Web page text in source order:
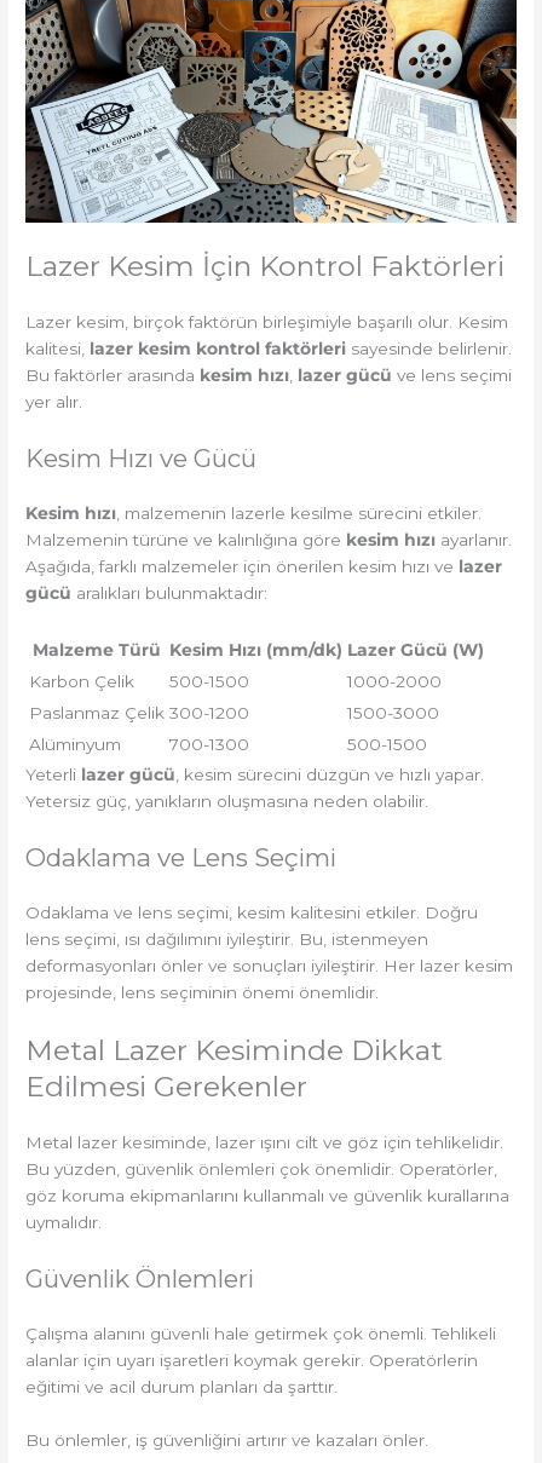
Lazer Kesim İçin Kontrol Faktörleri
Lazer kesim, birçok faktörün birleşimiyle başarılı olur. Kesim
kalitesi, lazer kesim kontrol faktörleri sayesinde belirlenir.
Bu faktörler arasında kesim hızı, lazer gücü ve lens seçimi
yer alır.
Kesim Hızı ve Gücü
Kesim hızı, malzemenin lazerle kesilme sürecini etkiler.
Malzemenin türüne ve kalınlığına göre kesim hızı ayarlanır.
Aşağıda, farklı malzemeler için önerilen kesim hızı ve lazer
gücü aralıkları bulunmaktadır:
Malzeme Türü Kesim Hızı (mm/dk) Lazer Gücü (W)
Karbon Çelik
500-1500
1000-2000
Paslanmaz Çelik 300-1200
1500-3000
Alüminyum
700-1300
500-1500
Yeterli lazer gücü, kesim sürecini düzgün ve hızlı yapar.
Yetersiz güç, yanıkların oluşmasına neden olabilir.
Odaklama ve Lens Seçimi
Odaklama ve lens seçimi, kesim kalitesini etkiler. Doğru
lens seçimi, ısı dağılımını iyileştirir. Bu, istenmeyen
deformasyonları önler ve sonuçları iyileştirir. Her lazer kesim
projesinde, lens seçiminin önemi önemlidir.
Metal Lazer Kesiminde Dikkat
Edilmesi Gerekenler
Metal lazer kesiminde, lazer ışını cilt ve göz için tehlikelidir.
Bu yüzden, güvenlik önlemleri çok önemlidir. Operatörler,
göz koruma ekipmanlarını kullanmalı ve güvenlik kurallarına
uymalıdır.
Güvenlik Önlemleri
Çalışma alanını güvenli hale getirmek çok önemli. Tehlikeli
alanlar için uyarı işaretleri koymak gerekir. Operatörlerin
eğitimi ve acil durum planları da şarttır.
Bu önlemler, iş güvenliğini artırır ve kazaları önler.